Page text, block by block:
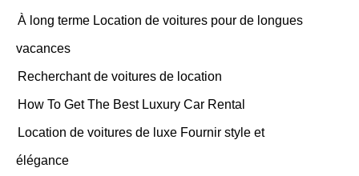
À long terme Location de voitures pour de longues
vacances
Recherchant de voitures de location
How To Get The Best Luxury Car Rental
Location de voitures de luxe Fournir style et
élégance